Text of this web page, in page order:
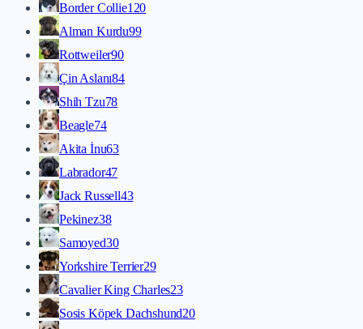
Border Collie120
Alman Kurdu99
Rottweiler90
Çin Aslanı84
Shih Tzu78
Beagle74
Akita İnu63
Labrador47
Jack Russell43
Pekinez38
Samoyed30
Yorkshire Terrier29
Cavalier King Charles23
Sosis Köpek Dachshund20